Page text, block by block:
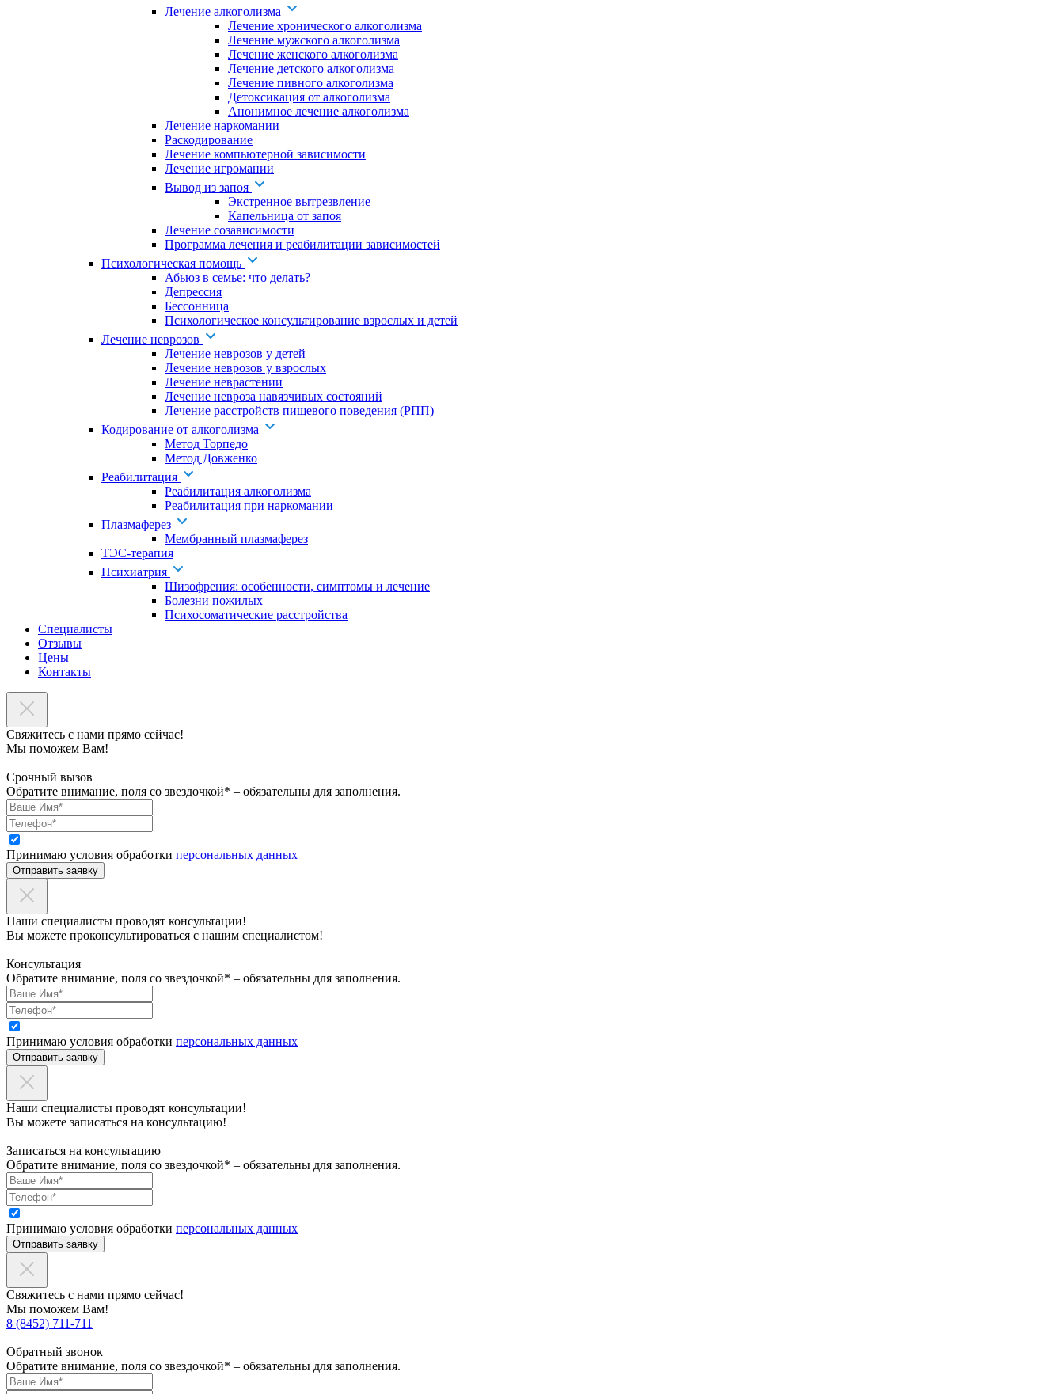
Лечение алкоголизма
Лечение хронического алкоголизма
Лечение мужского алкоголизма
Лечение женского алкоголизма
Лечение детского алкоголизма
Лечение пивного алкоголизма
Детоксикация от алкоголизма
Анонимное лечение алкоголизма
Лечение наркомании
Раскодирование
Лечение компьютерной зависимости
Лечение игромании
Вывод из запоя
Экстренное вытрезвление
Капельница от запоя
Лечение созависимости
Программа лечения и реабилитации зависимостей
Психологическая помощь
Абьюз в семье: что делать?
Депрессия
Бессонница
Психологическое консультирование взрослых и детей
Лечение неврозов
Лечение неврозов у детей
Лечение неврозов у взрослых
Лечение неврастении
Лечение невроза навязчивых состояний
Лечение расстройств пищевого поведения (РПП)
Кодирование от алкоголизма
Метод Торпедо
Метод Довженко
Реабилитация
Реабилитация алкоголизма
Реабилитация при наркомании
Плазмаферез
Мембранный плазмаферез
ТЭС-терапия
Психиатрия
Шизофрения: особенности, симптомы и лечение
Болезни пожилых
Психосоматические расстройства
Специалисты
Отзывы
Цены
Контакты
Свяжитесь с нами прямо сейчас!
Мы поможем Вам!
Срочный вызов
Обратите внимание, поля со звездочкой* – обязательны для заполнения.
Принимаю условия обработки персональных данных
Отправить заявку
Наши специалисты проводят консультации!
Вы можете проконсультироваться с нашим специалистом!
Консультация
Обратите внимание, поля со звездочкой* – обязательны для заполнения.
Принимаю условия обработки персональных данных
Отправить заявку
Наши специалисты проводят консультации!
Вы можете записаться на консультацию!
Записаться на консультацию
Обратите внимание, поля со звездочкой* – обязательны для заполнения.
Принимаю условия обработки персональных данных
Отправить заявку
Свяжитесь с нами прямо сейчас!
Мы поможем Вам!
8 (8452) 711-711
Обратный звонок
Обратите внимание, поля со звездочкой* – обязательны для заполнения.